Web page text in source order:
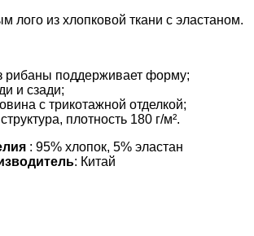
лого из хлопковой ткани с эластаном.
рибаны поддерживает форму;
и сзади;
с трикотажной отделкой;
плотность 180 г/м².
: 95% хлопок, 5% эластан
: Китай